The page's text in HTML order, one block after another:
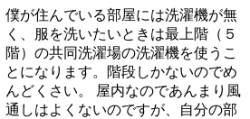
僕が住んでいる部屋には洗濯機が無
く、服を洗いたいときは最上階（５
階）の共同洗濯場の洗濯機を使うこ
とになります。階段しかないのでめ
んどくさい。 屋内なのであんまり風
通しはよくないのですが、自分の部